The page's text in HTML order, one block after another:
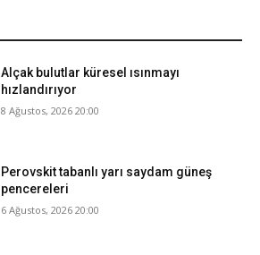
Alçak bulutlar küresel ısınmayı
hızlandırıyor
8 Ağustos, 2026 20:00
Perovskit tabanlı yarı saydam güneş
pencereleri
6 Ağustos, 2026 20:00